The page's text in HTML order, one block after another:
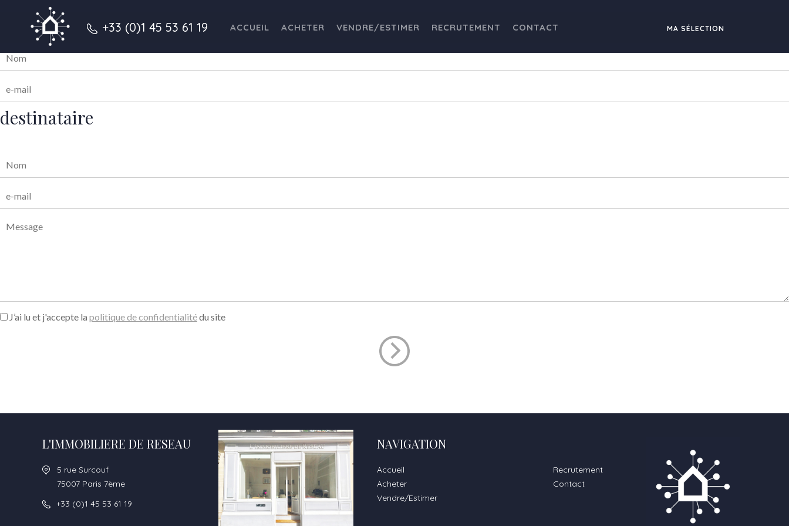
MA SÉLECTION
ACCUEIL ACHETER VENDRE/ESTIMER RECRUTEMENT CONTACT
+33 (0)1 45 53 61 19
expéditeur
destinataire
J’ai lu et j'accepte la politique de confidentialitédu site
L'IMMOBILIERE DE RESEAU
5 rue Surcouf
75007 Paris 7ème
+33 (0)1 45 53 61 19
NAVIGATION
Accueil
Acheter
Vendre/Estimer
Recrutement
Contact